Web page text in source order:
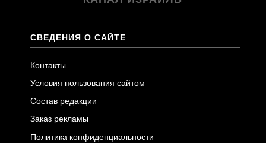
СВЕДЕНИЯ О САЙТЕ
Контакты
Условия пользования сайтом
Состав редакции
Заказ рекламы
Политика конфиденциальности